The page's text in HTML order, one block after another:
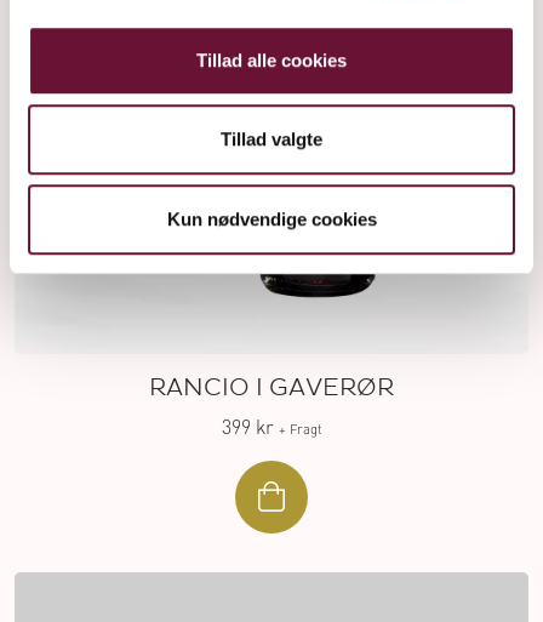
Tillad alle cookies
Tillad valgte
Kun nødvendige cookies
RANCIO I GAVERØR
399 kr + Fragt